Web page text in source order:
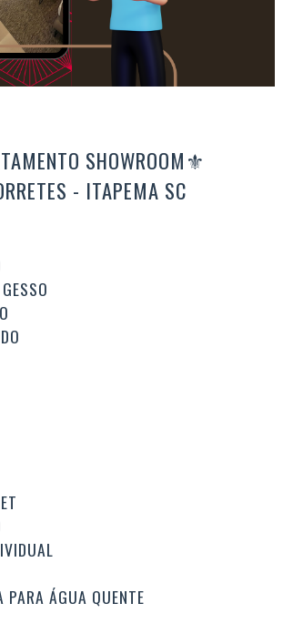
SHOWROOM⚜
- ITAPEMA SC
PARA ÁGUA QUENTE